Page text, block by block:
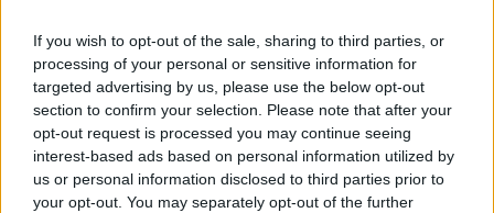
If you wish to opt-out of the sale, sharing to third parties, or
processing of your personal or sensitive information for
targeted advertising by us, please use the below opt-out
section to confirm your selection. Please note that after your
opt-out request is processed you may continue seeing
interest-based ads based on personal information utilized by
us or personal information disclosed to third parties prior to
your opt-out. You may separately opt-out of the further
WYBIERZ PLIK
Dopuszczalne formaty pliku graficznego: jpg, jpeg , png.
Rozmiar zdjęcia nie powinien przekraczać 0.6MB.
Wyświetl podpis
Wysyłaj powiadomienia o odpowiedzi